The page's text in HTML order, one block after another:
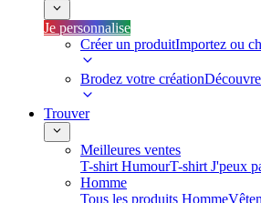
Je personnalise
Créer un produitImportez ou
Brodez votre création
Trouver
Meilleures ventes
T-shirt HumourT-shirt J'peux
Homme
Tous les produits Homme